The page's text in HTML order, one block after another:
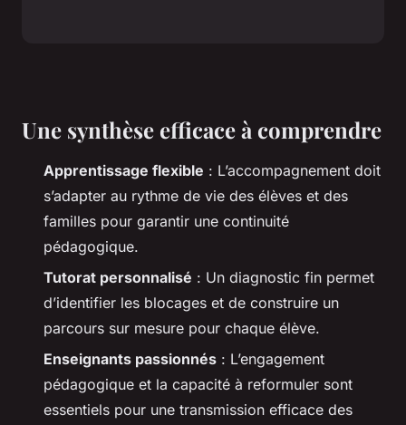
Une synthèse efficace à comprendre
Apprentissage flexible : L’accompagnement doit
s’adapter au rythme de vie des élèves et des
familles pour garantir une continuité
pédagogique.
Tutorat personnalisé : Un diagnostic fin permet
d’identifier les blocages et de construire un
parcours sur mesure pour chaque élève.
Enseignants passionnés : L’engagement
pédagogique et la capacité à reformuler sont
essentiels pour une transmission efficace des